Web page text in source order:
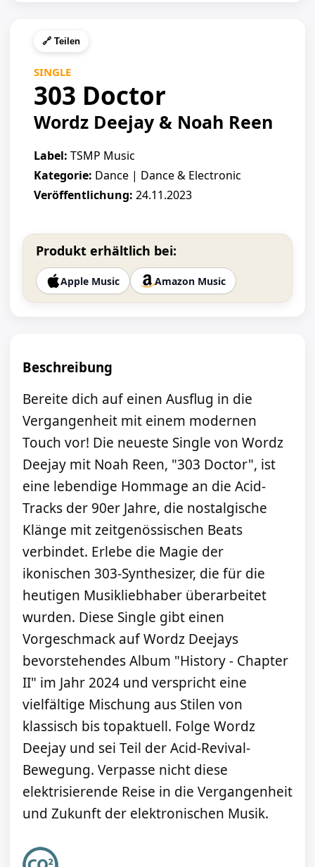
🔗 Teilen
SINGLE
303 Doctor
Wordz Deejay & Noah Reen
Label: TSMP Music
Kategorie: Dance | Dance & Electronic
Veröffentlichung: 24.11.2023
Produkt erhältlich bei:
Apple Music Amazon Music
Beschreibung
Bereite dich auf einen Ausflug in die
Vergangenheit mit einem modernen
Touch vor! Die neueste Single von Wordz
Deejay mit Noah Reen, "303 Doctor", ist
eine lebendige Hommage an die Acid-
Tracks der 90er Jahre, die nostalgische
Klänge mit zeitgenössischen Beats
verbindet. Erlebe die Magie der
ikonischen 303-Synthesizer, die für die
heutigen Musikliebhaber überarbeitet
wurden. Diese Single gibt einen
Vorgeschmack auf Wordz Deejays
bevorstehendes Album "History - Chapter
II" im Jahr 2024 und verspricht eine
vielfältige Mischung aus Stilen von
klassisch bis topaktuell. Folge Wordz
Deejay und sei Teil der Acid-Revival-
Bewegung. Verpasse nicht diese
elektrisierende Reise in die Vergangenheit
und Zukunft der elektronischen Musik.